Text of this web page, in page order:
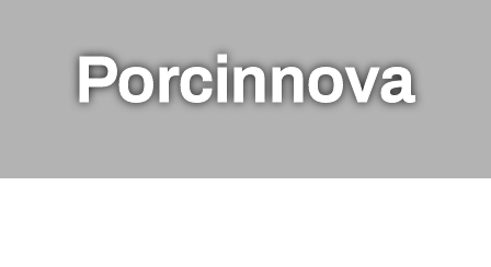
Porcinnova